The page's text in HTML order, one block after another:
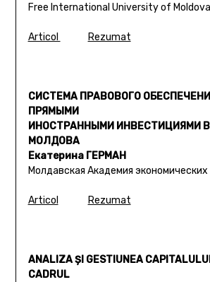
Free International University of Moldova
Articol Rezumat
СИСТЕМА ПРАВОВОГО
ПРЯМЫМИ
ИНОСТРАННЫМИ ИНВЕСТИЦИЯМИ
МОЛДОВА
Екатерина ГЕРМАН
Молдавская Академия экономических
Articol Rezumat
ANALIZA ȘI GESTIUNEA
CADRUL